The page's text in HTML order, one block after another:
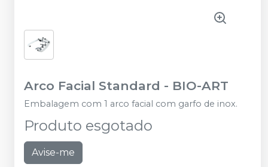
Arco Facial Standard - BIO-ART
Embalagem com 1 arco facial com garfo de inox.
Produto esgotado
Avise-me